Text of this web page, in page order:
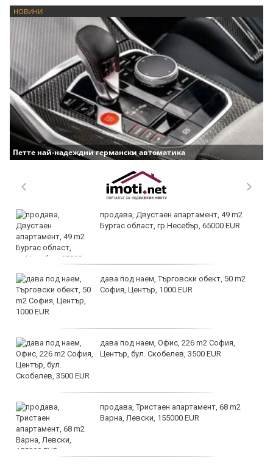
НОВИНИ
Петте най-надеждни германски автоматика
продава, Двустаен апартамент, 49 m2
Бургас област, гр.Несебър, 65000 EUR
дава под наем, Търговски обект, 50 m2
София, Център, 1000 EUR
дава под наем, Офис, 226 m2 София,
Център, бул. Скобелев, 3500 EUR
продава, Тристаен апартамент, 68 m2
Варна, Левски, 155000 EUR